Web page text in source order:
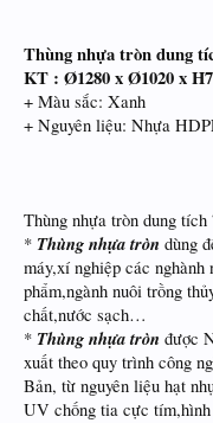
Thùng nhựa tròn dung
KT : Ø1280 x Ø1020 x
+ Màu sắc: Xanh
+ Nguyên liệu: Nhựa
Thùng nhựa tròn dung
* Thùng nhựa tròn dùng
máy,xí nghiệp các
phẩm,ngành nuôi trồng
chất,nước sạch…
* Thùng nhựa tròn được
xuất theo quy trình công
Bản, từ nguyên liệu hạt
UV chống tia cực tím,hình